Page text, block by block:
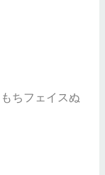
ちフェイスぬ